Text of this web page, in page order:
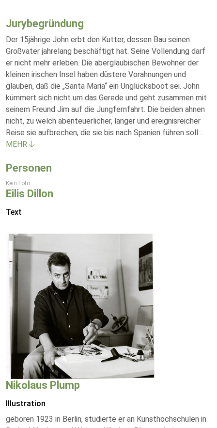
Jurybegründung
Der 15jährige John erbt den Kutter, dessen Bau seinen
Großvater jahrelang beschäftigt hat. Seine Vollendung darf
er nicht mehr erleben. Die abergläubischen Bewohner der
kleinen irischen Insel haben düstere Vorahnungen und
glauben, daß die „Santa Maria“ ein Unglücksboot sei. John
kümmert sich nicht um das Gerede und geht zusammen mit
seinem Freund Jim auf die Jungfernfahrt. Die beiden ahnen
nicht, zu welch abenteuerlicher, langer und ereignisreicher
Reise sie aufbrechen, die sie bis nach Spanien führen soll....
MEHR
Personen
Kein Foto
Eilis Dillon
Text
Nikolaus Plump
Illustration
geboren 1923 in Berlin, studierte er an Kunsthochschulen in